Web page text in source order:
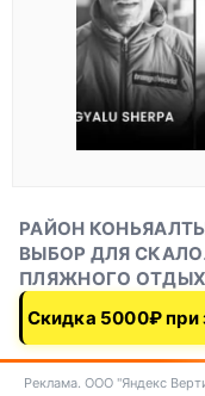
РАЙОН
ВЫБОР ДЛЯ
ПЛЯЖНОГО
Скидка 5000₽ при
Реклама. ООО "Яндекс